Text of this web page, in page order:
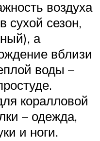
воздуха
сухой сезон,
а
вблизи
воды –
коралловой
– одежда,
и ноги.